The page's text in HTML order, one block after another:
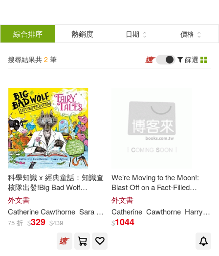
結
選
分類 (單選)
所有商品(2) 圖書(2)
展開
作者 (可複選)
Catherine(1)
Catherine Cawthorne(1)
Cawthorne(1)
綜合排序 熱銷度 日期 價格
搜尋結果共 2 筆 篩選
科學知識 x 經典童話：知識查
核隊出發!Big Bad Wolf
Investigates Fairy Tales: Fact-
checking your favourite stories
with SCIENCE!
外文書
CatherineCawthorne Sara Ogilvie
75 折 $329 $439
We’re Moving to the Moon!:
Blast Off on a Fact-Filled
Adventure
外文書
Catherine Cawthorne Harry
$1044